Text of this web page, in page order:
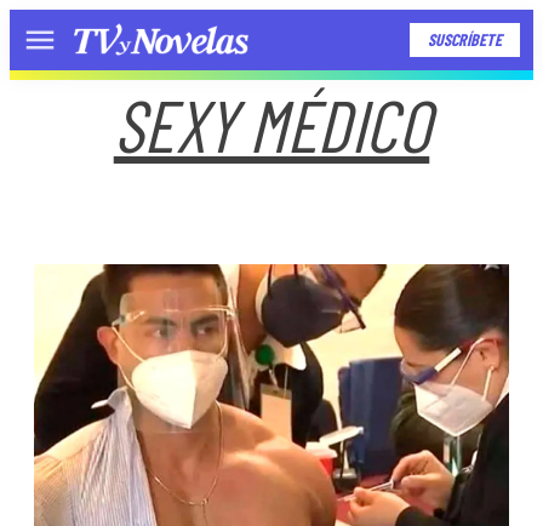
Menú SUSCRÍBETE
SEXY MÉDICO